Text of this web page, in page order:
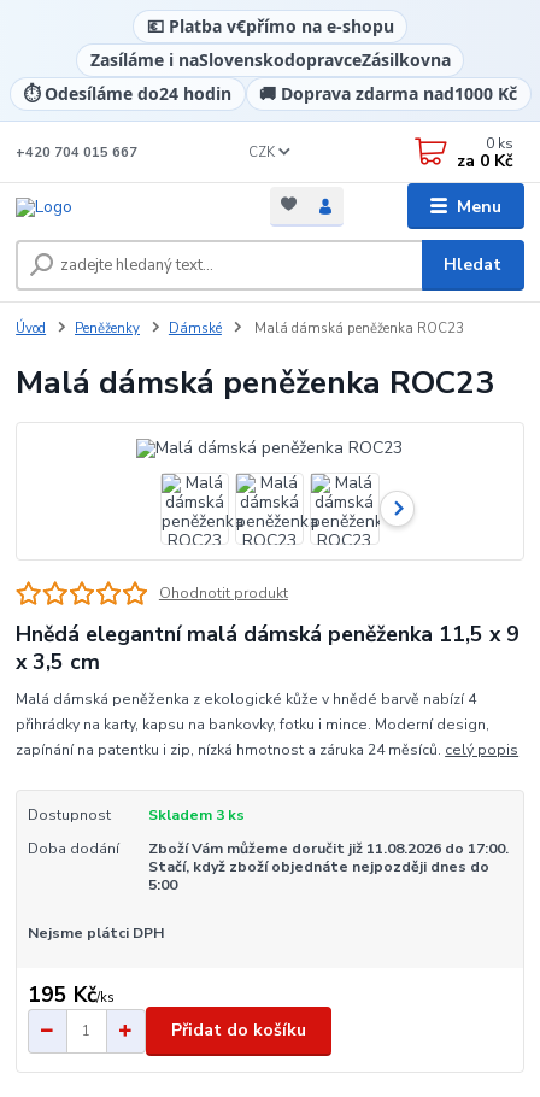
💶 Platba v€přímo na e-shopu
Zasíláme i naSlovenskodopravceZásilkovna
⏱️ Odesíláme do24 hodin 🚚 Doprava zdarma nad1000 Kč
Menu
CZK
Hledat
+420 704 015 667 0 ks
za 0 Kč
Úvod Peněženky Dámské Malá dámská peněženka ROC23
Malá dámská peněženka ROC23
Ohodnotit produkt
Hnědá elegantní malá dámská peněženka 11,5 x 9
x 3,5 cm
Malá dámská peněženka z ekologické kůže v hnědé barvě nabízí 4
přihrádky na karty, kapsu na bankovky, fotku i mince. Moderní design,
zapínání na patentku i zip, nízká hmotnost a záruka 24 měsíců. celý popis
Dostupnost
Skladem 3 ks
Doba dodání
Zboží Vám můžeme doručit již 11.08.2026 do 17:00.
Stačí, když zboží objednáte nejpozději dnes do
5:00
Nejsme plátci DPH
195 Kč/ks
Přidat do košíku